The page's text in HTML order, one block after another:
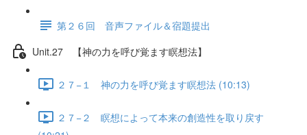
第２６回 音声ファイル＆宿題提出
Unit.27 【神の力を呼び覚ます瞑想法】
２７−１ 神の力を呼び覚ます瞑想法 (10:13)
２７−２ 瞑想によって本来の創造性を取り戻す